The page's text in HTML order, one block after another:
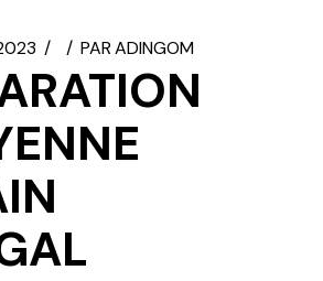
PAR ADINGOM